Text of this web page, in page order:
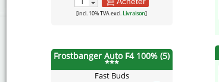
[incl. 10% TVA excl. Livraison]
Frostbanger Auto F4 100% (5)
***
Fast Buds